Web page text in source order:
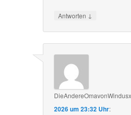
Antworten ↓
2026 um 23:32 Uhr: